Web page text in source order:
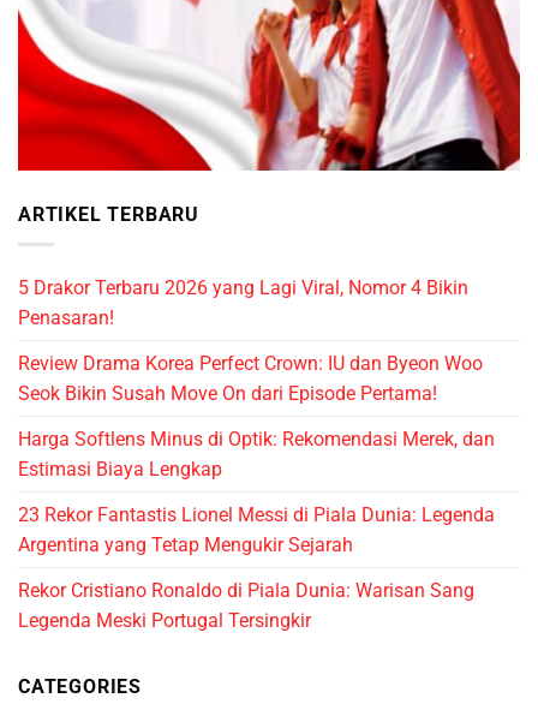
ARTIKEL TERBARU
5 Drakor Terbaru 2026 yang Lagi Viral, Nomor 4 Bikin
Penasaran!
Review Drama Korea Perfect Crown: IU dan Byeon Woo
Seok Bikin Susah Move On dari Episode Pertama!
Harga Softlens Minus di Optik: Rekomendasi Merek, dan
Estimasi Biaya Lengkap
23 Rekor Fantastis Lionel Messi di Piala Dunia: Legenda
Argentina yang Tetap Mengukir Sejarah
Rekor Cristiano Ronaldo di Piala Dunia: Warisan Sang
Legenda Meski Portugal Tersingkir
CATEGORIES